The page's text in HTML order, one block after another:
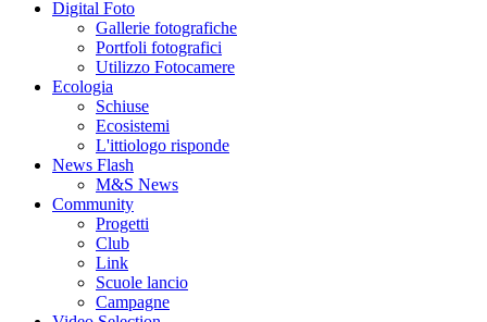
Digital Foto
Gallerie fotografiche
Portfoli fotografici
Utilizzo Fotocamere
Ecologia
Schiuse
Ecosistemi
L'ittiologo risponde
News Flash
M&S News
Community
Progetti
Club
Link
Scuole lancio
Campagne